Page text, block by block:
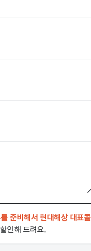
준비해서 현대해상 대표콜
인해 드려요.